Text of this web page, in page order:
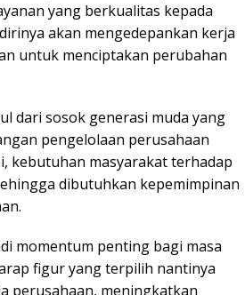
yang berkualitas kepada
akan mengedepankan kerja
untuk menciptakan perubahan
dari sosok generasi muda yang
pengelolaan perusahaan
kebutuhan masyarakat terhadap
dibutuhkan kepemimpinan
momentum penting bagi masa
figur yang terpilih nantinya
perusahaan, meningkatkan